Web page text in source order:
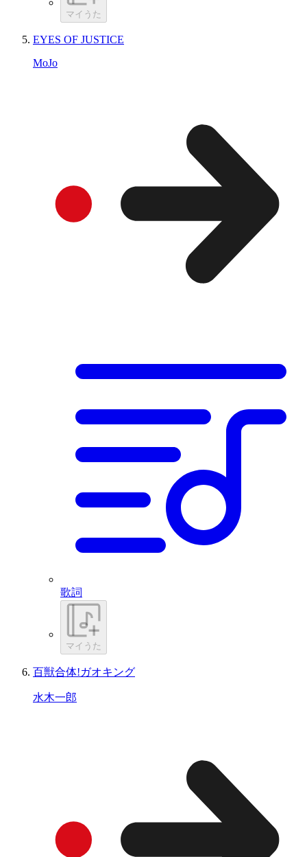
マイうた
EYES OF JUSTICE
MoJo
歌詞
マイうた
百獣合体!ガオキング
水木一郎